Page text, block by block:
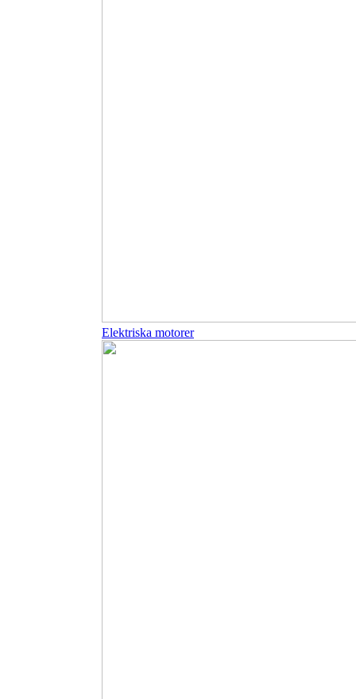
Elektriska motorer